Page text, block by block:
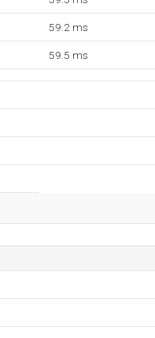
59.2 ms
59.5 ms